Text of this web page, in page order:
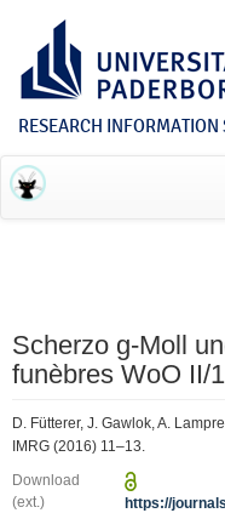
RESEARCH INFORMATION
Scherzo g-Moll
funèbres WoO II/
D. Fütterer, J. Gawlok, A.
IMRG (2016) 11–13.
Download
(ext.)
https://